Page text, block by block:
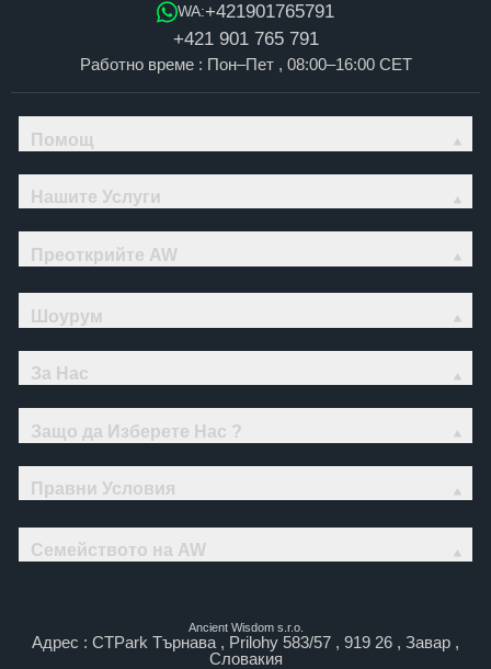
WA:+421901765791
+421 901 765 791
Работно време : Пон–Пет , 08:00–16:00 CET
Помощ
Нашите Услуги
Преоткрийте AW
Шоурум
За Нас
Защо да Изберете Нас ?
Правни Условия
Семейството на AW
Ancient Wisdom s.r.o.
Адрес : CTPark Търнава , Prilohy 583/57 , 919 26 , Завар ,
Словакия